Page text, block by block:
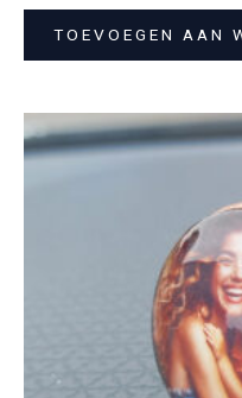
TOEVOEGEN AAN